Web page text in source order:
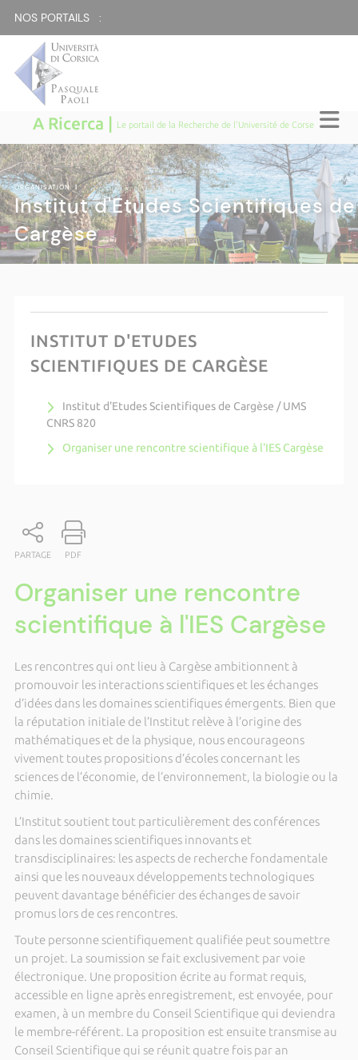
NOS PORTAILS :
A Ricerca | Le portail de la Recherche de l'Université de Corse
ORGANISATION|
Institut d'Etudes Scientifiques de
Cargèse
INSTITUT D'ETUDES
SCIENTIFIQUES DE CARGÈSE
Institut d'Etudes Scientifiques de Cargèse / UMS
CNRS 820
Organiser une rencontre scientifique à l'IES Cargèse
PARTAGE PDF
Organiser une rencontre
scientifique à l'IES Cargèse
Les rencontres qui ont lieu à Cargèse ambitionnent à
promouvoir les interactions scientifiques et les échanges
d’idées dans les domaines scientifiques émergents. Bien que
la réputation initiale de l’Institut relève à l’origine des
mathématiques et de la physique, nous encourageons
vivement toutes propositions d’écoles concernant les
sciences de l’économie, de l’environnement, la biologie ou la
chimie.
L’Institut soutient tout particulièrement des conférences
dans les domaines scientifiques innovants et
transdisciplinaires: les aspects de recherche fondamentale
ainsi que les nouveaux développements technologiques
peuvent davantage bénéficier des échanges de savoir
promus lors de ces rencontres.
Toute personne scientifiquement qualifiée peut soumettre
un projet. La soumission se fait exclusivement par voie
électronique. Une proposition écrite au format requis,
accessible en ligne après enregistrement, est envoyée, pour
examen, à un membre du Conseil Scientifique qui deviendra
le membre-référent. La proposition est ensuite transmise au
Conseil Scientifique qui se réunit quatre fois par an